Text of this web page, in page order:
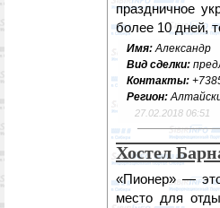
праздничное
более 10 дней,
Имя:Александр
Вид сделки:
Контакты:
Регион:
27.02.2018 06:51
Хостел
«Пионер» —
место для